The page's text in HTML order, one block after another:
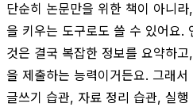
단순히 논문만을 위한 책이 아니
을 키우는 도구로도 쓸 수 있어요.
것은 결국 복잡한 정보를 요약하
을 제출하는 능력이거든요. 그래
글쓰기 습관, 자료 정리 습관, 실